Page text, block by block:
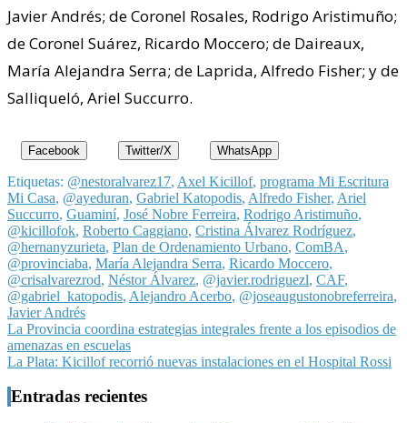
Javier Andrés; de Coronel Rosales, Rodrigo Aristimuño;
de Coronel Suárez, Ricardo Moccero; de Daireaux,
María Alejandra Serra; de Laprida, Alfredo Fisher; y de
Salliqueló, Ariel Succurro.
Facebook Twitter/X WhatsApp
Etiquetas: @nestoralvarez17, Axel Kicillof, programa Mi Escritura
Mi Casa, @ayeduran, Gabriel Katopodis, Alfredo Fisher, Ariel
Succurro, Guaminí, José Nobre Ferreira, Rodrigo Aristimuño,
@kicillofok, Roberto Caggiano, Cristina Álvarez Rodríguez,
@hernanyzurieta, Plan de Ordenamiento Urbano, ComBA,
@provinciaba, María Alejandra Serra, Ricardo Moccero,
@crisalvarezrod, Néstor Álvarez, @javier.rodriguezl, CAF,
@gabriel_katopodis, Alejandro Acerbo, @joseaugustonobreferreira,
Javier Andrés
Navegación
de
entradas
La Provincia coordina estrategias integrales frente a los episodios de
amenazas en escuelas
La Plata: Kicillof recorrió nuevas instalaciones en el Hospital Rossi
Entradas recientes